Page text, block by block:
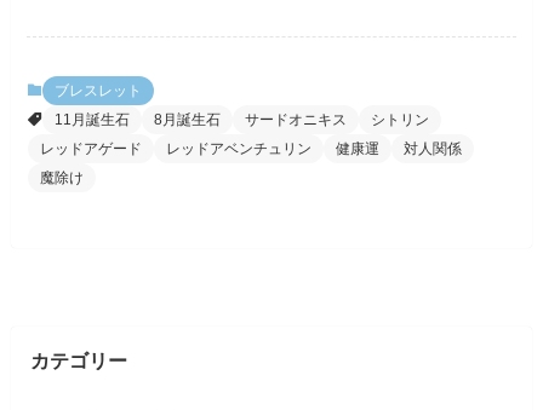
ブレスレット
11月誕生石
8月誕生石 サードオニキス
シトリン
レッドアゲード
レッドアベンチュリン 健康運
対人関係
魔除け
カテゴリー